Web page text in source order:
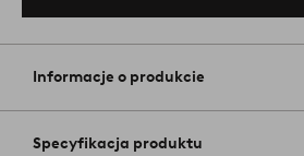
Informacje o produkcie
Specyfikacja produktu